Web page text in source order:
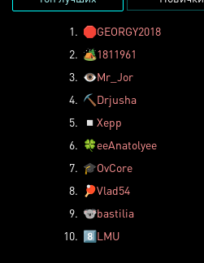
1. 🛑GEORGY2018
2. 🏕️1811961
3. 👁️Mr_Jor
4. ⛏️ Drjusha
5.
◽ Xepp
6. 🍀eeAnatolyee
7. 🎓OvCore
8.
🏓Vlad54
9. 🐨bastilia
10. 8️⃣LMU